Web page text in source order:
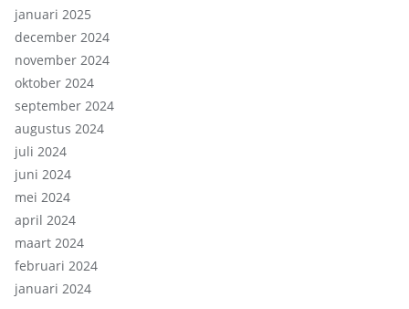
januari 2025
december 2024
november 2024
oktober 2024
september 2024
augustus 2024
juli 2024
juni 2024
mei 2024
april 2024
maart 2024
februari 2024
januari 2024